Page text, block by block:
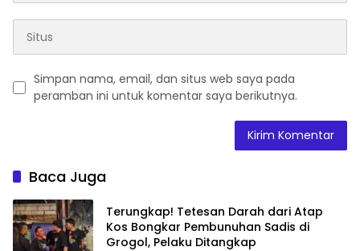
Simpan nama, email, dan situs web saya pada
peramban ini untuk komentar saya berikutnya.
Baca Juga
Terungkap! Tetesan Darah dari Atap
Kos Bongkar Pembunuhan Sadis di
Grogol, Pelaku Ditangkap